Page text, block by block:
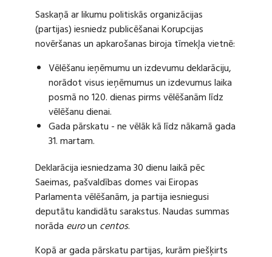
Saskaņā ar likumu politiskās organizācijas
(partijas) iesniedz publicēšanai Korupcijas
novēršanas un apkarošanas biroja tīmekļa vietnē:
Vēlēšanu ieņēmumu un izdevumu deklarāciju,
norādot visus ieņēmumus un izdevumus laika
posmā no 120. dienas pirms vēlēšanām līdz
vēlēšanu dienai.
Gada pārskatu - ne vēlāk kā līdz nākamā gada
31. martam.
Deklarācija iesniedzama 30 dienu laikā pēc
Saeimas, pašvaldības domes vai Eiropas
Parlamenta vēlēšanām, ja partija iesniegusi
deputātu kandidātu sarakstus. Naudas summas
norāda euroun centos.
Kopā ar gada pārskatu partijas, kurām piešķirts